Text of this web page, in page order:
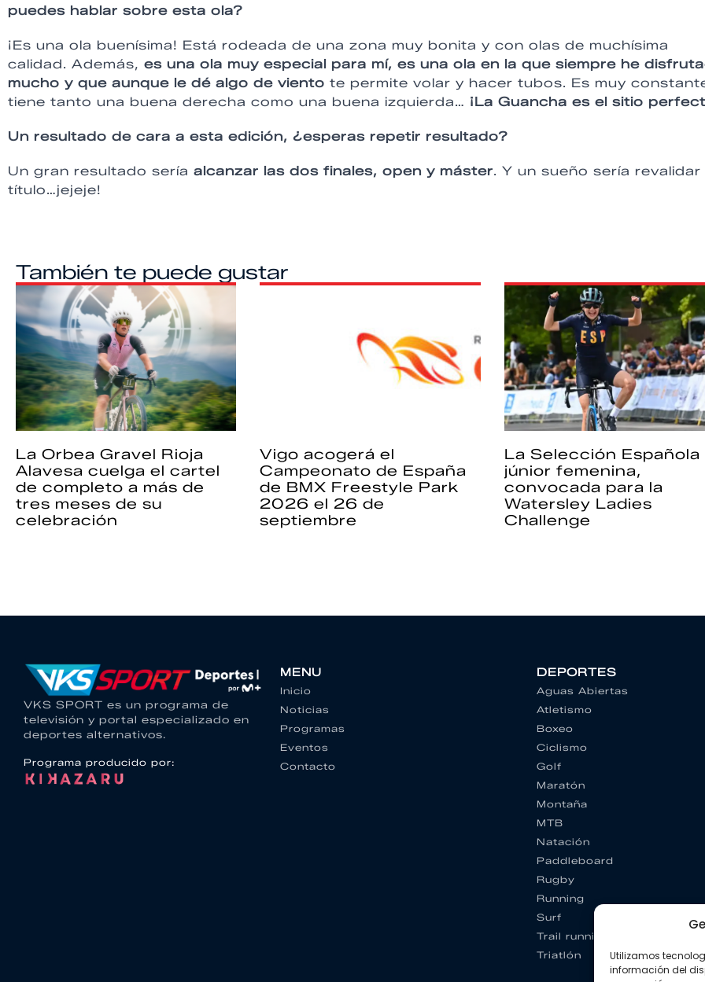
Utilizamos
información del
puedes hablar sobre esta ola?
¡Es una ola buenísima! Está rodeada de una zona muy bonita y con olas de muchísima
calidad. Además, es una ola muy especial para mí, es una ola en la que siempre he
mucho y que aunque le dé algo de viento te permite volar y hacer tubos. Es muy
tiene tanto una buena derecha como una buena izquierda… ¡La Guancha es el sitio
Un resultado de cara a esta edición, ¿esperas repetir resultado?
Un gran resultado sería alcanzar las dos finales, open y máster. Y un sueño sería revalidar
título…jejeje!
También te puede gustar
La Orbea Gravel Rioja
Alavesa cuelga el cartel
de completo a más de
tres meses de su
celebración
Vigo acogerá el
Campeonato de España
de BMX Freestyle Park
2026 el 26 de
septiembre
La Selección Española
júnior femenina,
convocada para la
Watersley Ladies
Challenge
VKS SPORT es un programa de
televisión y portal especializado en
deportes alternativos.
Programa producido por:
MENU
Inicio
Noticias
Programas
Eventos
Contacto
DEPORTES
Aguas Abiertas
Atletismo
Boxeo
Ciclismo
Golf
Maratón
Montaña
MTB
Natación
Paddleboard
Rugby
Running
Surf
Trail running
Triatlón